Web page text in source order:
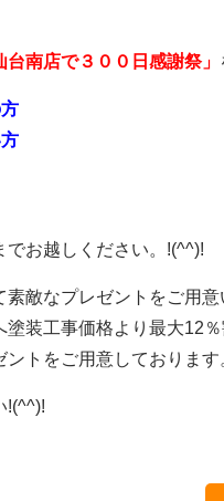
南店で３００日感謝祭」
でお越しください。!(^^)!
敵なプレゼントをご用意
装工事価格より最大12％
トをご用意しております
!(^^)!